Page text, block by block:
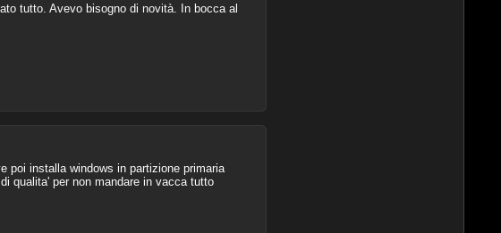
tutto. Avevo bisogno di novità. In bocca al
poi installa windows in partizione primaria
qualita' per non mandare in vacca tutto